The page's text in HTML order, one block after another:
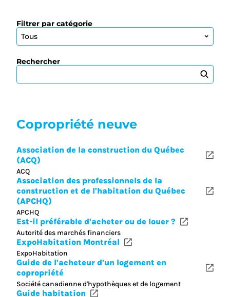
Filtrer par catégorie
Rechercher
Copropriété neuve
Association de la construction du Québec
(ACQ)
ACQ
Association des professionnels de la
construction et de l'habitation du Québec
(APCHQ)
APCHQ
Est-il préférable d'acheter ou de louer ?
Autorité des marchés financiers
ExpoHabitation Montréal
ExpoHabitation
Guide de l'acheteur d'un logement en
copropriété
Société canadienne d'hypothèques et de logement
Guide habitation